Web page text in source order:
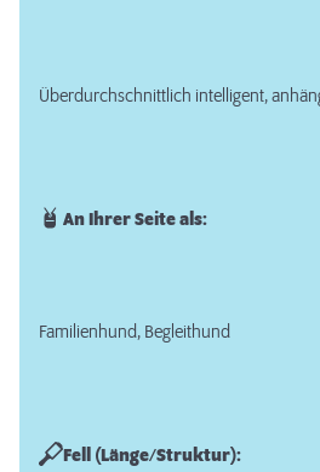
Überdurchschnittlich intelligent,
An Ihrer Seite als:
Familienhund, Begleithund
Fell (Länge/Struktur):